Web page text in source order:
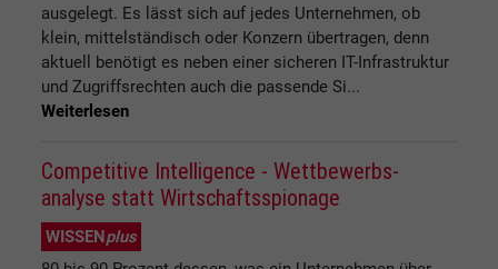
ausgelegt. Es lässt sich auf jedes Unternehmen, ob
klein, mittelständisch oder Konzern übertragen, denn
aktuell benötigt es neben einer sicheren IT-Infrastruktur
und Zugriffsrechten auch die passende Si...
Weiterlesen
Competitive Intelligence - Wettbewerbs-
analyse statt Wirtschaftsspionage
WISSEN plus